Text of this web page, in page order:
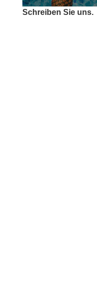
Schreiben Sie uns.